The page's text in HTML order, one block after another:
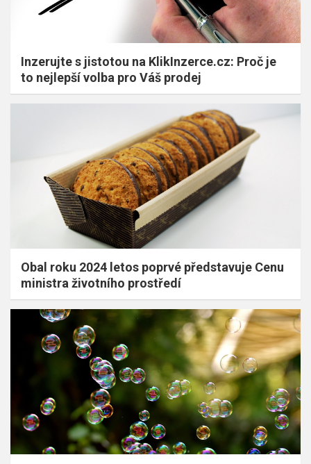
Inzerujte s jistotou na KlikInzerce.cz: Proč je
to nejlepší volba pro Váš prodej
Obal roku 2024 letos poprvé představuje Cenu
ministra životního prostředí